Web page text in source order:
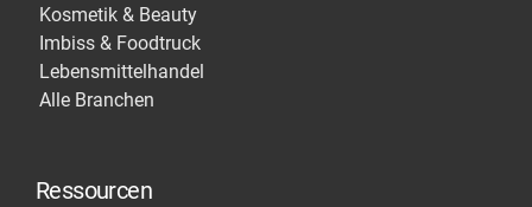
Kosmetik & Beauty
Imbiss & Foodtruck
Lebensmittelhandel
Alle Branchen
Ressourcen